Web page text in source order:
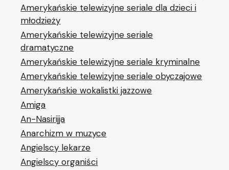
Amerykańskie telewizyjne seriale dla dzieci i
młodzieży
Amerykańskie telewizyjne seriale
dramatyczne
Amerykańskie telewizyjne seriale kryminalne
Amerykańskie telewizyjne seriale obyczajowe
Amerykańskie wokalistki jazzowe
Amiga
An-Nasirijja
Anarchizm w muzyce
Angielscy lekarze
Angielscy organiści